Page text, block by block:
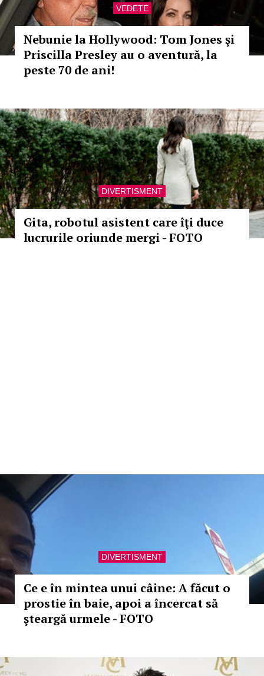
VEDETE
Nebunie la Hollywood: Tom Jones şi
Priscilla Presley au o aventură, la
peste 70 de ani!
DIVERTISMENT
Gita, robotul asistent care îţi duce
lucrurile oriunde mergi - FOTO
DIVERTISMENT
Ce e în mintea unui câine: A făcut o
prostie în baie, apoi a încercat să
şteargă urmele - FOTO